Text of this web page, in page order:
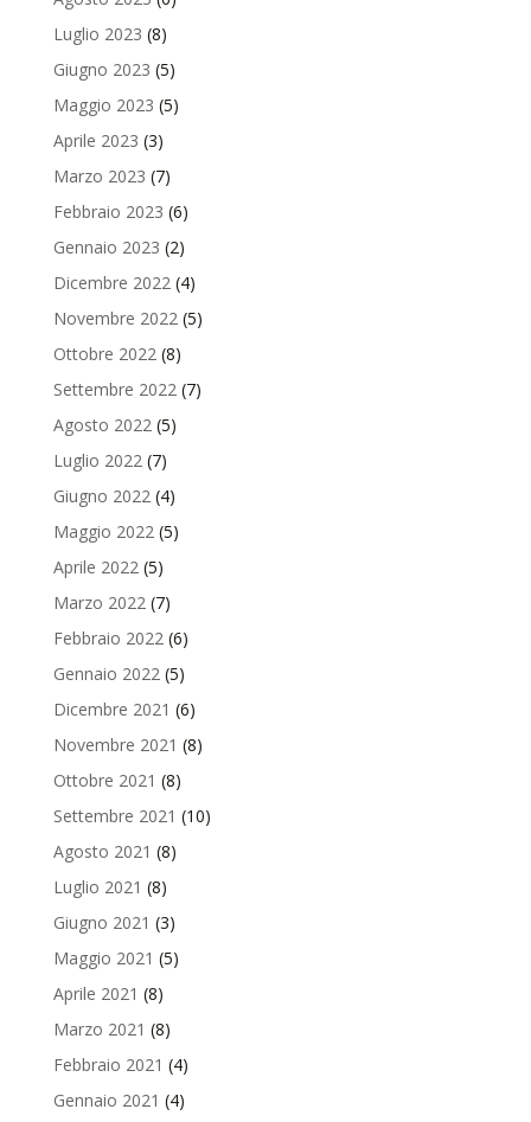
Luglio 2023 (8)
Giugno 2023 (5)
Maggio 2023 (5)
Aprile 2023 (3)
Marzo 2023 (7)
Febbraio 2023 (6)
Gennaio 2023 (2)
Dicembre 2022 (4)
Novembre 2022 (5)
Ottobre 2022 (8)
Settembre 2022 (7)
Agosto 2022 (5)
Luglio 2022 (7)
Giugno 2022 (4)
Maggio 2022 (5)
Aprile 2022 (5)
Marzo 2022 (7)
Febbraio 2022 (6)
Gennaio 2022 (5)
Dicembre 2021 (6)
Novembre 2021 (8)
Ottobre 2021 (8)
Settembre 2021 (10)
Agosto 2021 (8)
Luglio 2021 (8)
Giugno 2021 (3)
Maggio 2021 (5)
Aprile 2021 (8)
Marzo 2021 (8)
Febbraio 2021 (4)
Gennaio 2021 (4)